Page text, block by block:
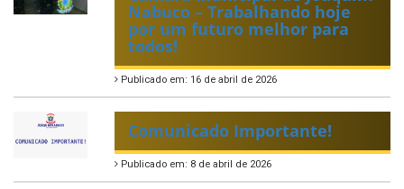
Nabuco – Trabalhando hoje
por um futuro melhor para
todos!
Publicado em: 16 de abril de 2026
Comunicado Importante!
Publicado em: 8 de abril de 2026